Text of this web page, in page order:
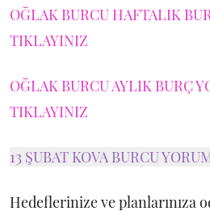
OĞLAK BURCU HAFTALIK
TIKLAYINIZ
OĞLAK BURCU AYLIK BURÇ
TIKLAYINIZ
13 ŞUBAT KOVA BURCU
Hedeflerinize ve planlarınıza